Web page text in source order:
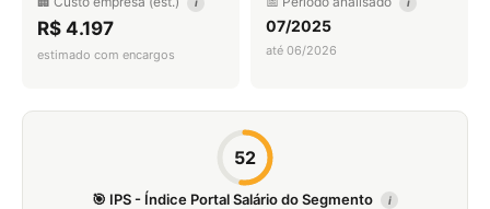
R$ 4.197
estimado com encargos
07/2025
até 06/2026
52
🎯 IPS - Índice Portal Salário do Segmento i